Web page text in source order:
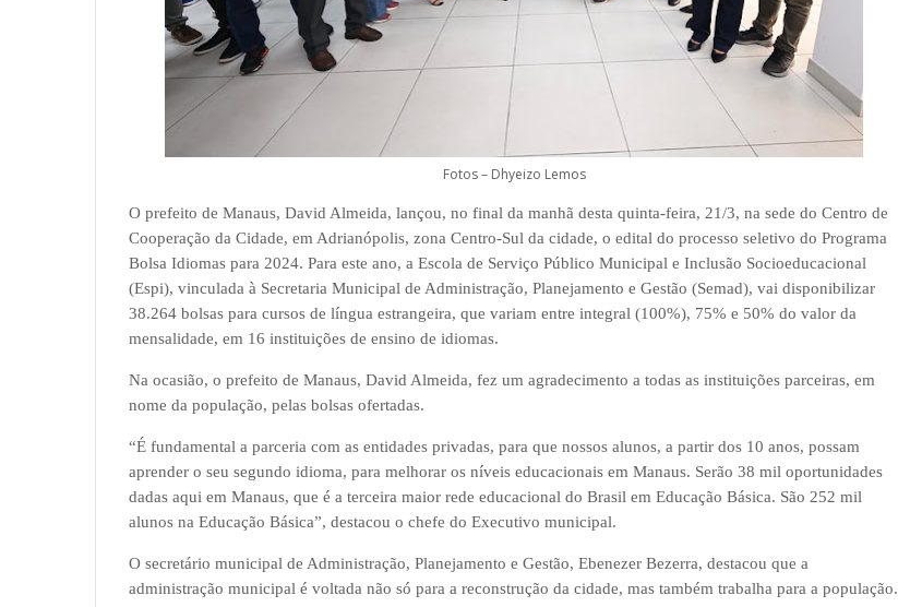
Fotos – Dhyeizo Lemos
O prefeito de Manaus, David Almeida, lançou, no final da manhã desta quinta-feira, 21/3, na sede do Centro de
Cooperação da Cidade, em Adrianópolis, zona Centro-Sul da cidade, o edital do processo seletivo do Programa
Bolsa Idiomas para 2024. Para este ano, a Escola de Serviço Público Municipal e Inclusão Socioeducacional
(Espi), vinculada à Secretaria Municipal de Administração, Planejamento e Gestão (Semad), vai disponibilizar
38.264 bolsas para cursos de língua estrangeira, que variam entre integral (100%), 75% e 50% do valor da
mensalidade, em 16 instituições de ensino de idiomas.
Na ocasião, o prefeito de Manaus, David Almeida, fez um agradecimento a todas as instituições parceiras, em
nome da população, pelas bolsas ofertadas.
“É fundamental a parceria com as entidades privadas, para que nossos alunos, a partir dos 10 anos, possam
aprender o seu segundo idioma, para melhorar os níveis educacionais em Manaus. Serão 38 mil oportunidades
dadas aqui em Manaus, que é a terceira maior rede educacional do Brasil em Educação Básica. São 252 mil
alunos na Educação Básica”, destacou o chefe do Executivo municipal.
O secretário municipal de Administração, Planejamento e Gestão, Ebenezer Bezerra, destacou que a
administração municipal é voltada não só para a reconstrução da cidade, mas também trabalha para a população.